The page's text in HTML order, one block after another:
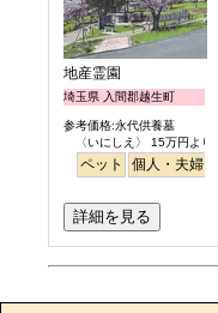
地産霊園
埼玉県 入間郡越生町
参考価格:永代供養墓
〈いにしえ〉 15万円より
ペット 個人・夫婦
詳細を見る